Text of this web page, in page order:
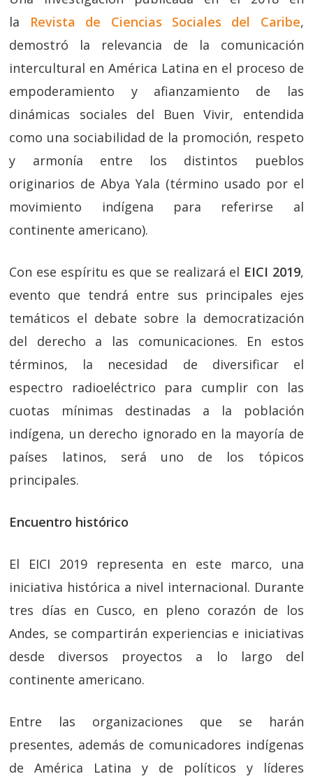
la Revista de Ciencias Sociales del Caribe,
demostró la relevancia de la comunicación
intercultural en América Latina en el proceso de
empoderamiento y afianzamiento de las
dinámicas sociales del Buen Vivir, entendida
como una sociabilidad de la promoción, respeto
y armonía entre los distintos pueblos
originarios de Abya Yala (término usado por el
movimiento indígena para referirse al
continente americano).
Con ese espíritu es que se realizará el EICI 2019,
evento que tendrá entre sus principales ejes
temáticos el debate sobre la democratización
del derecho a las comunicaciones. En estos
términos, la necesidad de diversificar el
espectro radioeléctrico para cumplir con las
cuotas mínimas destinadas a la población
indígena, un derecho ignorado en la mayoría de
países latinos, será uno de los tópicos
principales.
Encuentro histórico
El EICI 2019 representa en este marco, una
iniciativa histórica a nivel internacional. Durante
tres días en Cusco, en pleno corazón de los
Andes, se compartirán experiencias e iniciativas
desde diversos proyectos a lo largo del
continente americano.
Entre las organizaciones que se harán
presentes, además de comunicadores indígenas
de América Latina y de políticos y líderes